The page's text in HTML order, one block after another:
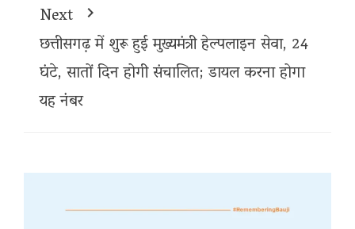
Next
छत्तीसगढ़ में शुरू हुई मुख्यमंत्री हेल्पलाइन सेवा, 24
घंटे, सातों दिन होगी संचालित; डायल करना होगा
यह नंबर